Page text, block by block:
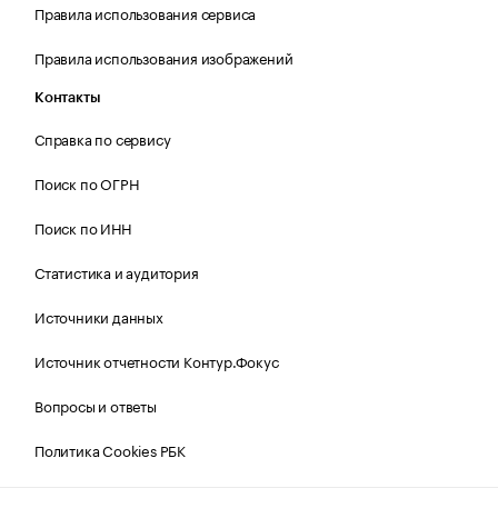
Правила использования сервиса
Правила использования изображений
Контакты
Справка по сервису
Поиск по ОГРН
Поиск по ИНН
Статистика и аудитория
Источники данных
Источник отчетности Контур.Фокус
Вопросы и ответы
Политика Cookies РБК